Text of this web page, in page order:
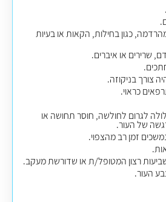
כגון בחילות, הקאות או בעיות
שרירים או איברים.
צורך בניקוזה.
כראוי.
לגרום לחולשה, חוסר תחושה או
של העור.
זמן רב מהצפוי.
רצון המטופל/ת או שדורשת מעקב.
העור.